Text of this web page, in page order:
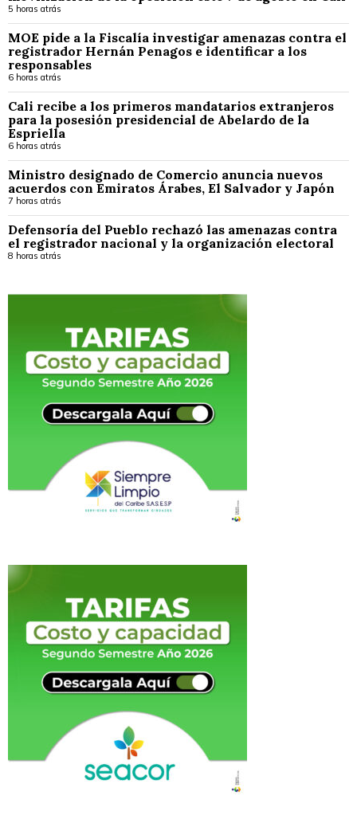
5 horas atrás
MOE pide a la Fiscalía investigar amenazas contra el
registrador Hernán Penagos e identificar a los
responsables
6 horas atrás
Cali recibe a los primeros mandatarios extranjeros
para la posesión presidencial de Abelardo de la
Espriella
6 horas atrás
Ministro designado de Comercio anuncia nuevos
acuerdos con Emiratos Árabes, El Salvador y Japón
7 horas atrás
Defensoría del Pueblo rechazó las amenazas contra
el registrador nacional y la organización electoral
8 horas atrás